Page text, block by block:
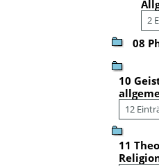
2
08
10
12
11